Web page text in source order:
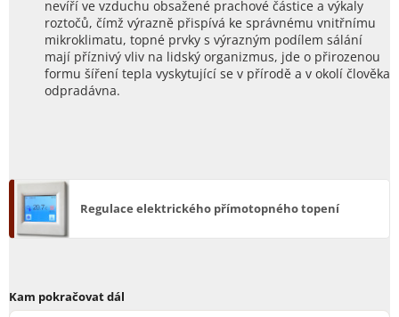
nevíří ve vzduchu obsažené prachové částice a výkaly
roztočů, čímž výrazně přispívá ke správnému vnitřnímu
mikroklimatu, topné prvky s výrazným podílem sálání
mají příznivý vliv na lidský organizmus, jde o přirozenou
formu šíření tepla vyskytující se v přírodě a v okolí člověka
odpradávna.
Regulace elektrického přímotopného topení
Kam pokračovat dál